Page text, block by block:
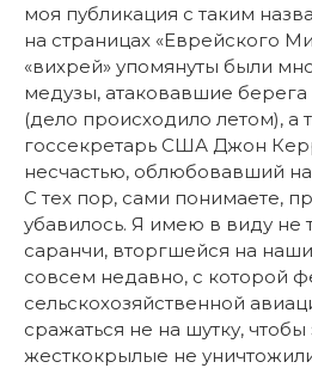
моя публикация с таким
на страницах «Еврейского
«вихрей» упомянуты были
медузы, атаковавшие
(дело происходило летом), а
госсекретарь США Джон
несчастью, облюбовавший
С тех пор, сами понимаете,
убавилось. Я имею в виду не
саранчи, вторгшейся на
совсем недавно, с которой
сельскохозяйственной
сражаться не на шутку,
жесткокрылые не